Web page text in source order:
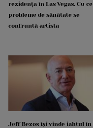
rezidența în Las Vegas. Cu ce
probleme de sănătate se
confruntă artista
Jeff Bezos își vinde iahtul în